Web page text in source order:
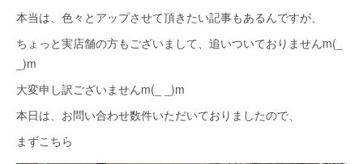
本当は、色々とアップさせて頂きたい記事もあるんですが、
ちょっと実店舗の方もございまして、追いついておりませんm(_
_)m
大変申し訳ございませんm(_ _)m
本日は、お問い合わせ数件いただいておりましたので、
まずこちら